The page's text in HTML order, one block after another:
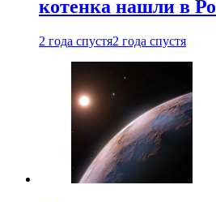
котенка нашли в
2 года спустя2 года спустя